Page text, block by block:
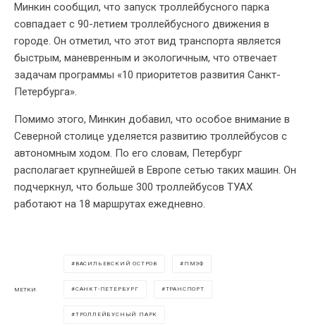
Минкин сообщил, что запуск троллейбусного парка
совпадает с 90-летием троллейбусного движения в
городе. Он отметил, что этот вид транспорта является
быстрым, маневренным и экологичным, что отвечает
задачам программы «10 приоритетов развития Санкт-
Петербурга».
Помимо этого, Минкин добавил, что особое внимание в
Северной столице уделяется развитию троллейбусов с
автономным ходом. По его словам, Петербург
располагает крупнейшей в Европе сетью таких машин. Он
подчеркнул, что больше 300 троллейбусов ТУАХ
работают на 18 маршрутах ежедневно.
МЕТКИ
ВАСИЛЬЕВСКИЙ ОСТРОВ ПМЭФ
САНКТ-ПЕТЕРБУРГ ТРАНСПОРТ
ТРОЛЛЕЙБУСНЫЙ ПАРК